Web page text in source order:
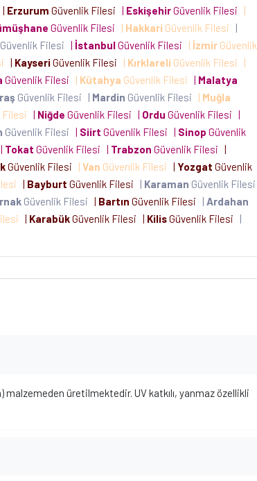
| Erzurum Güvenlik Filesi | EskişehirGüvenlik Filesi
|
Güvenlik Filesi | Hakkari Güvenlik Filesi
|
Güvenlik Filesi | İstanbulGüvenlik Filesi | İzmir Güvenlik
| KayseriGüvenlik Filesi | Kırklareli Güvenlik Filesi
|
Güvenlik Filesi | Kütahya Güvenlik Filesi | Malatya
Güvenlik Filesi | Mardin Güvenlik Filesi | Muğla
Filesi | Niğde Güvenlik Filesi | Ordu Güvenlik Filesi |
Güvenlik Filesi | Siirt Güvenlik Filesi | Sinop Güvenlik
| Tokat Güvenlik Filesi | Trabzon Güvenlik Filesi |
Güvenlik Filesi | Van Güvenlik Filesi | Yozgat Güvenlik
| Bayburt Güvenlik Filesi | Karaman Güvenlik Filesi
Güvenlik Filesi | Bartın Güvenlik Filesi | Ardahan
| KarabükGüvenlik Filesi | KilisGüvenlik Filesi
|
üretilmektedir. UV katkılı, yanmaz özellikli